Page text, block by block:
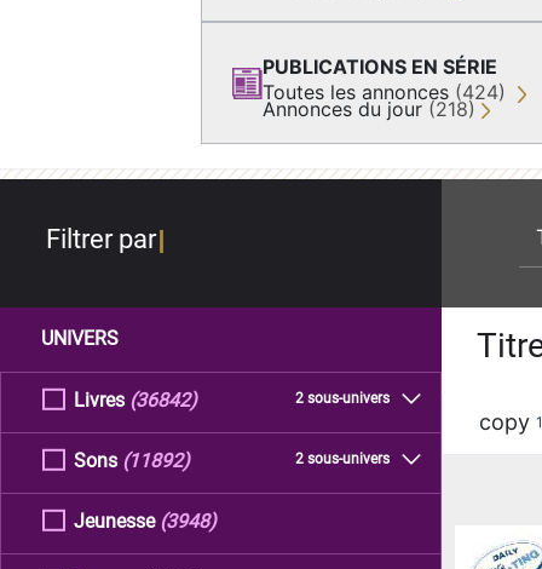
PUBLICATIONS EN SÉRIE
Toutes les annonces (424)
Annonces du jour (218)
Filtrer par
UNIVERS
Livres 2 sous-univers
(36842)
Sons 2 sous-univers
(11892)
Jeunesse (3948)
copy